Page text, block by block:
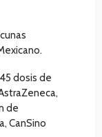
dosis de
de
CanSino